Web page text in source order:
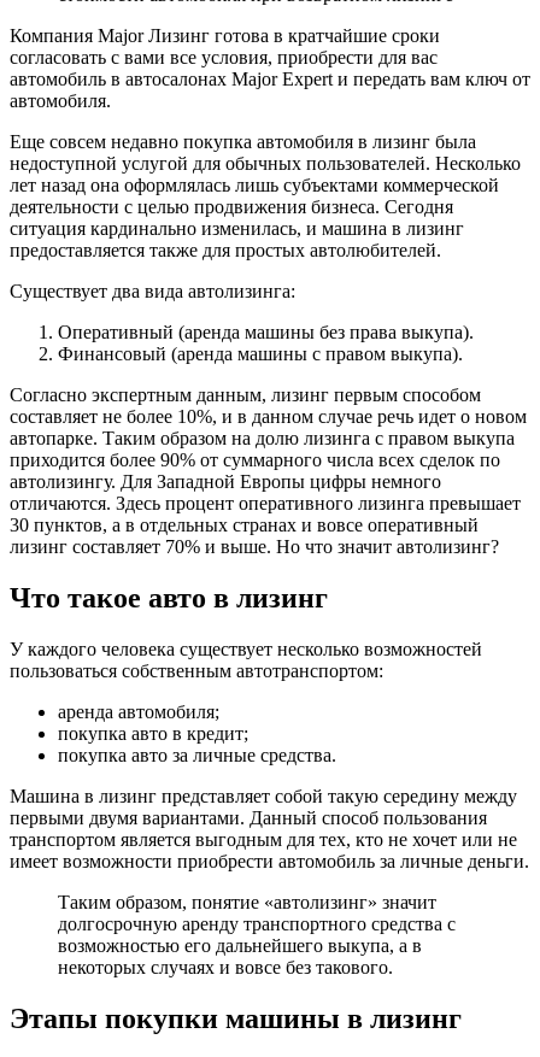
Компания Major Лизинг готова в кратчайшие сроки
согласовать с вами все условия, приобрести для вас
автомобиль в автосалонах Major Expert и передать вам ключ от
автомобиля.
Еще совсем недавно покупка автомобиля в лизинг была
недоступной услугой для обычных пользователей. Несколько
лет назад она оформлялась лишь субъектами коммерческой
деятельности с целью продвижения бизнеса. Сегодня
ситуация кардинально изменилась, и машина в лизинг
предоставляется также для простых автолюбителей.
Существует два вида автолизинга:
Оперативный (аренда машины без права выкупа).
Финансовый (аренда машины с правом выкупа).
Согласно экспертным данным, лизинг первым способом
составляет не более 10%, и в данном случае речь идет о новом
автопарке. Таким образом на долю лизинга с правом выкупа
приходится более 90% от суммарного числа всех сделок по
автолизингу. Для Западной Европы цифры немного
отличаются. Здесь процент оперативного лизинга превышает
30 пунктов, а в отдельных странах и вовсе оперативный
лизинг составляет 70% и выше. Но что значит автолизинг?
Что такое авто в лизинг
У каждого человека существует несколько возможностей
пользоваться собственным автотранспортом:
аренда автомобиля;
покупка авто в кредит;
покупка авто за личные средства.
Машина в лизинг представляет собой такую середину между
первыми двумя вариантами. Данный способ пользования
транспортом является выгодным для тех, кто не хочет или не
имеет возможности приобрести автомобиль за личные деньги.
Таким образом, понятие «автолизинг» значит
долгосрочную аренду транспортного средства с
возможностью его дальнейшего выкупа, а в
некоторых случаях и вовсе без такового.
Этапы покупки машины в лизинг